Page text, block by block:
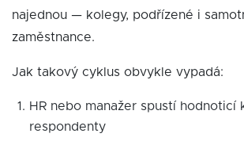
najednou — kolegy, podřízené i
zaměstnance.
Jak takový cyklus obvykle vypadá:
HR nebo manažer spustí hodnoticí
respondenty